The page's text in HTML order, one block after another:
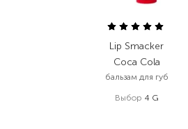
Lip Smacker
Coca Cola
бальзам для губ
Выбор 4 G